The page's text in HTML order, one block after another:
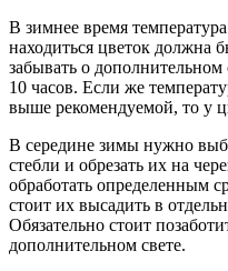
В зимнее время
находиться цветок должна
забывать о
10 часов. Если же
выше рекомендуемой, то у
В середине зимы нужно
стебли и обрезать их на
обработать определенным
стоит их высадить в
Обязательно стоит
дополнительном свете.